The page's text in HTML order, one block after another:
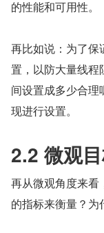
的性能和可用性。
再比如说：为了保
置，以防大量线程
间设置成多少合
现进行设置。
2.2 微观
再从微观角度来看
的指标来衡量？为